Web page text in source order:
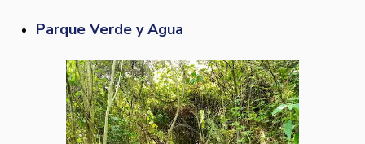
Parque Verde y Agua